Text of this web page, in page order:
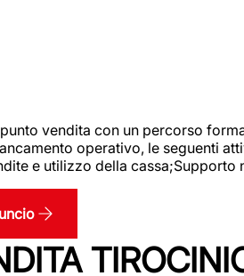
vendita con un percorso
operativo, le seguenti
e utilizzo della